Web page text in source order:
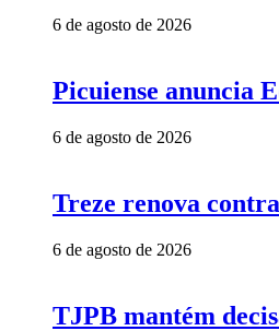
6 de agosto de 2026
Picuiense anuncia
6 de agosto de 2026
Treze renova
6 de agosto de 2026
TJPB mantém